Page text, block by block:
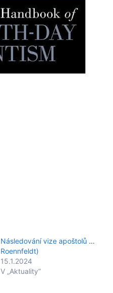
Následování vize apoštolů (Peter
Roennfeldt)
15.1.2024
V „Aktuality“